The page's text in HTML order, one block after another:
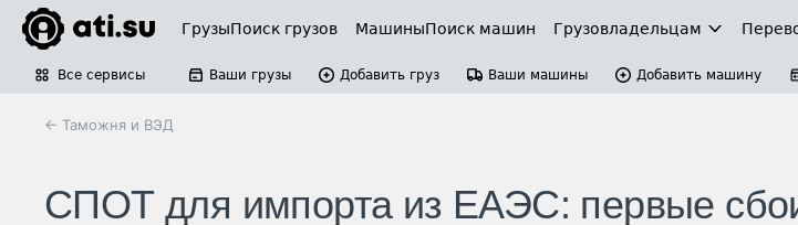
ГрузыПоиск грузов МашиныПоиск машин Грузовладельцам
Все сервисы Ваши грузы Добавить груз Ваши машины Добавить машину
← Таможня и ВЭД
СПОТ для импорта из ЕАЭС: первые